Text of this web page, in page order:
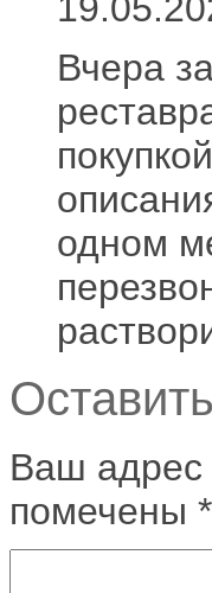
Вчера
одном
Ваш адрес
помечены *